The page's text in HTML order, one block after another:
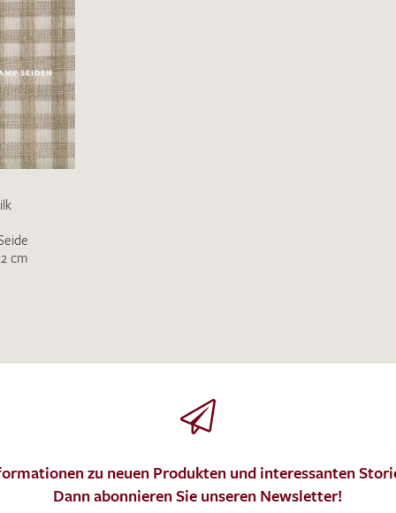
MUSTERANFRAGE
cm
zu neuen Produkten und interessanten
Dann abonnieren Sie unseren Newsletter!